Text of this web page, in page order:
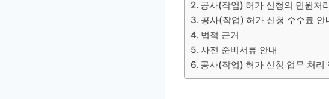
공사(작업) 허가 신청의 민원처
공사(작업) 허가 신청 수수료 안
법적 근거
사전 준비서류 안내
공사(작업) 허가 신청 업무 처리